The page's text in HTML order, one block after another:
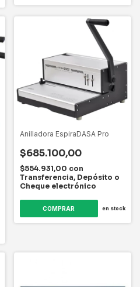
Anilladora EspiraDASA Pro
$685.100,00
$554.931,00 con
Transferencia, Depósito o
Cheque electrónico
en stock